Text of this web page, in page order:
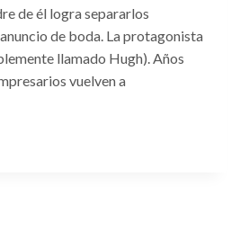
de él logra separarlos
de boda. La protagonista
llamado Hugh). Años
vuelven a